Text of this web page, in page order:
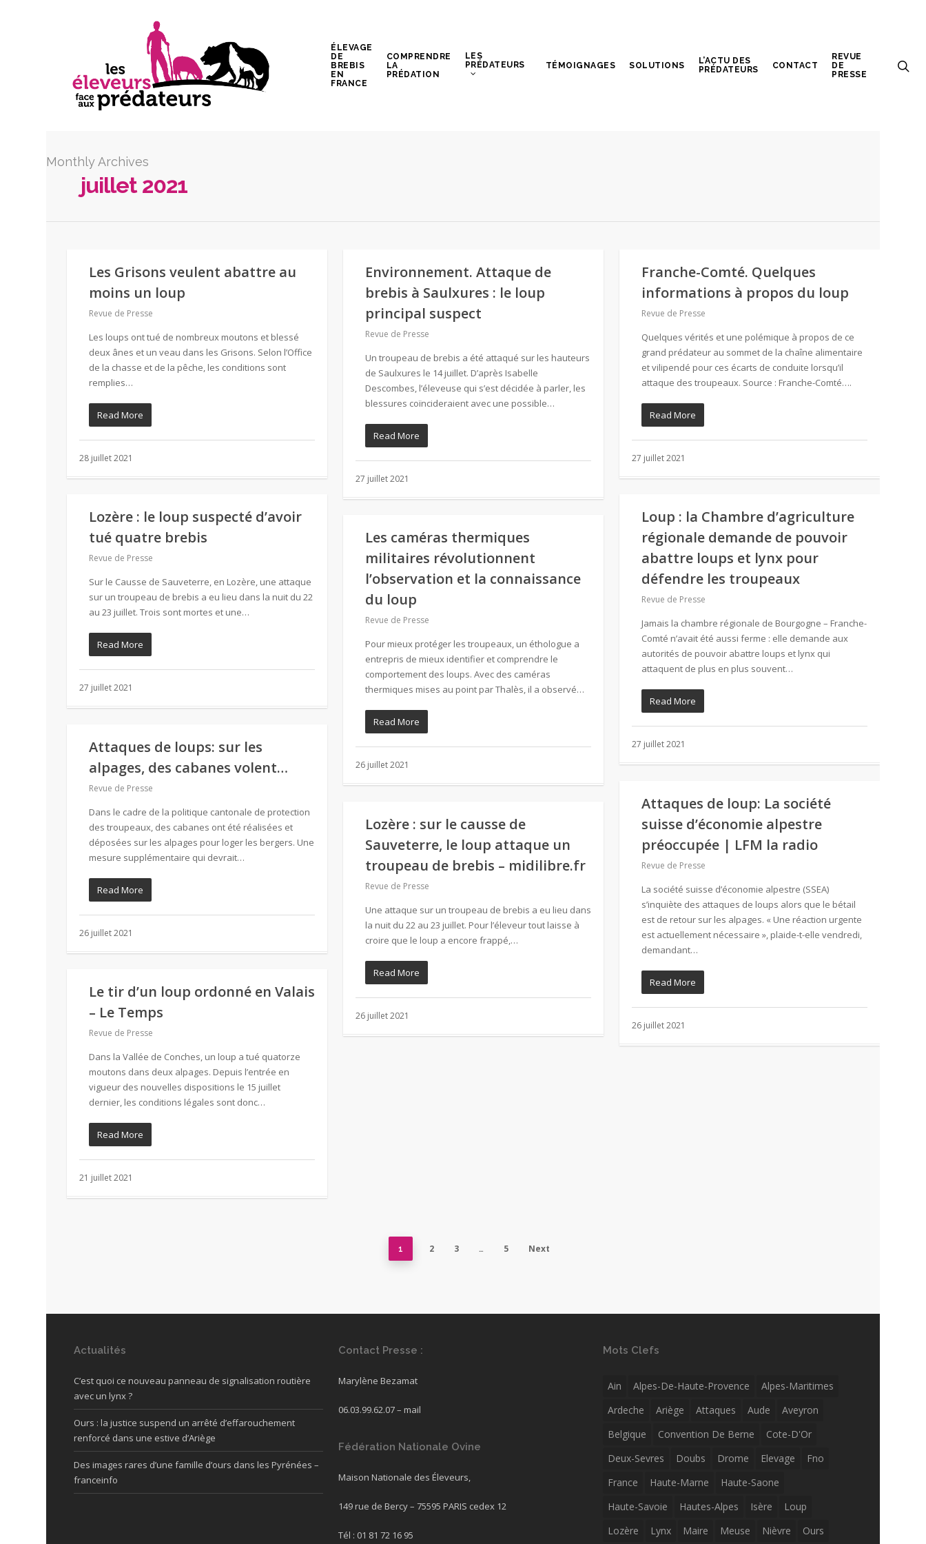
ÉLEVAGE
DE
BREBIS
EN
FRANCE
COMPRENDRE
LA
PRÉDATION
LES
PRÉDATEURS
TÉMOIGNAGES SOLUTIONS
L’ACTU DES
PRÉDATEURS
CONTACT
REVUE
DE
PRESSE
Monthly Archives
juillet 2021
Les Grisons veulent abattre au
moins un loup
Revue de Presse
Les loups ont tué de nombreux moutons et blessé
deux ânes et un veau dans les Grisons. Selon l’Office
de la chasse et de la pêche, les conditions sont
remplies…
Read More
28 juillet 2021
Environnement. Attaque de
brebis à Saulxures : le loup
principal suspect
Revue de Presse
Un troupeau de brebis a été attaqué sur les hauteurs
de Saulxures le 14 juillet. D’après Isabelle
Descombes, l’éleveuse qui s’est décidée à parler, les
blessures coïncideraient avec une possible…
Read More
27 juillet 2021
Franche-Comté. Quelques
informations à propos du loup
Revue de Presse
Quelques vérités et une polémique à propos de ce
grand prédateur au sommet de la chaîne alimentaire
et vilipendé pour ces écarts de conduite lorsqu’il
attaque des troupeaux. Source : Franche-Comté….
Read More
27 juillet 2021
Lozère : le loup suspecté d’avoir
tué quatre brebis
Revue de Presse
Sur le Causse de Sauveterre, en Lozère, une attaque
sur un troupeau de brebis a eu lieu dans la nuit du 22
au 23 juillet. Trois sont mortes et une…
Read More
27 juillet 2021
Loup : la Chambre d’agriculture
régionale demande de pouvoir
abattre loups et lynx pour
défendre les troupeaux
Revue de Presse
Jamais la chambre régionale de Bourgogne – Franche-
Comté n’avait été aussi ferme : elle demande aux
autorités de pouvoir abattre loups et lynx qui
attaquent de plus en plus souvent…
Read More
27 juillet 2021
Les caméras thermiques
militaires révolutionnent
l’observation et la connaissance
du loup
Revue de Presse
Pour mieux protéger les troupeaux, un éthologue a
entrepris de mieux identifier et comprendre le
comportement des loups. Avec des caméras
thermiques mises au point par Thalès, il a observé…
Read More
26 juillet 2021
Attaques de loups: sur les
alpages, des cabanes volent…
Revue de Presse
Dans le cadre de la politique cantonale de protection
des troupeaux, des cabanes ont été réalisées et
déposées sur les alpages pour loger les bergers. Une
mesure supplémentaire qui devrait…
Read More
26 juillet 2021
Attaques de loup: La société
suisse d’économie alpestre
préoccupée | LFM la radio
Revue de Presse
La société suisse d’économie alpestre (SSEA)
s’inquiète des attaques de loups alors que le bétail
est de retour sur les alpages. « Une réaction urgente
est actuellement nécessaire », plaide-t-elle vendredi,
demandant…
Read More
26 juillet 2021
Lozère : sur le causse de
Sauveterre, le loup attaque un
troupeau de brebis – midilibre.fr
Revue de Presse
Une attaque sur un troupeau de brebis a eu lieu dans
la nuit du 22 au 23 juillet. Pour l’éleveur tout laisse à
croire que le loup a encore frappé,…
Read More
26 juillet 2021
Le tir d’un loup ordonné en Valais
– Le Temps
Revue de Presse
Dans la Vallée de Conches, un loup a tué quatorze
moutons dans deux alpages. Depuis l’entrée en
vigueur des nouvelles dispositions le 15 juillet
dernier, les conditions légales sont donc…
Read More
21 juillet 2021
1 2 3 … 5 Next
Actualités
C’est quoi ce nouveau panneau de signalisation routière
avec un lynx ?
Ours : la justice suspend un arrêté d’effarouchement
renforcé dans une estive d’Ariège
Des images rares d’une famille d’ours dans les Pyrénées –
franceinfo
Contact Presse :
Marylène Bezamat
06.03.99.62.07 – mail
Fédération Nationale Ovine
Maison Nationale des Éleveurs,
149 rue de Bercy – 75595 PARIS cedex 12
Tél : 01 81 72 16 95
Mots Clefs
Ain Alpes-De-Haute-Provence
Alpes-Maritimes
Ardeche
Ariège Attaques Aude
Aveyron
Belgique
Convention De Berne
Cote-D'Or
Deux-Sevres
Doubs Drome Elevage
Fno
France
Haute-Marne
Haute-Saone
Haute-Savoie
Hautes-Alpes Isère
Loup
Lozère
Lynx Maire Meuse Nièvre Ours